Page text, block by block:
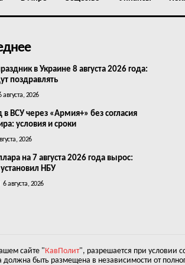
в Украине 8 августа 2026 года:
поздравлять
августа, 2026
в ВСУ через «Армия+» без согласия
условия и сроки
2026
на 7 августа 2026 года вырос:
НБУ
6 августа, 2026
сайте " КавПолит", разрешается при условии
быть размещена в независимости от